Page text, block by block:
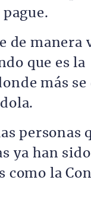
de manera
que es la
más se
personas
ya han sido
como la